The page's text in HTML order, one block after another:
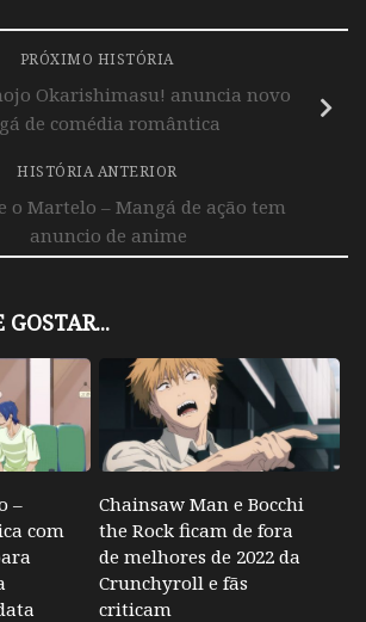
PRÓXIMO HISTÓRIA
Okarishimasu! anuncia novo
de comédia romântica
HISTÓRIA ANTERIOR
o Martelo – Mangá de ação tem
anuncio de anime
GOSTAR...
–
com
Chainsaw Man e Bocchi
the Rock ficam de fora
de melhores de 2022 da
Crunchyroll e fãs
criticam